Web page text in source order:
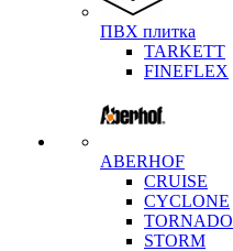
ПВХ плитка
TARKETT
FINEFLEX
ABERHOF
CRUISE
CYCLONE
TORNADO
STORM